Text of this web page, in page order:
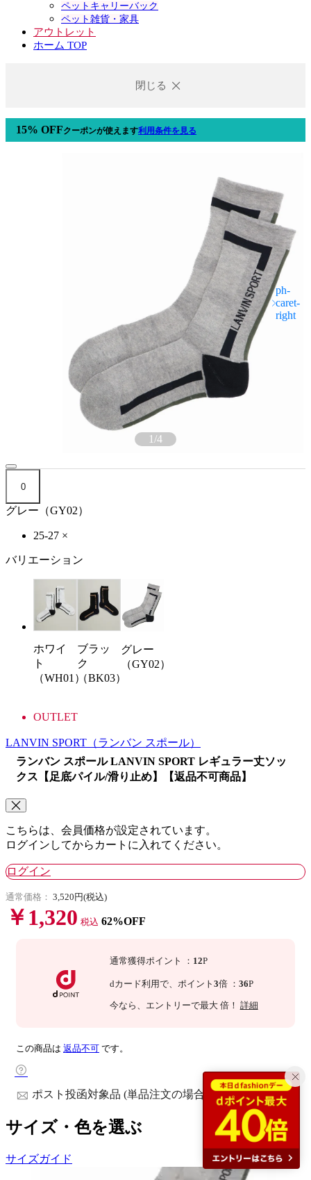
ペットキャリーバック
ペット雑貨・家具
アウトレット
ホーム TOP
閉じる
15% OFFクーポンが使えます利用条件を見る
1/4
0
グレー（GY02）
25-27 ×
バリエーション
ホワイ
ト
（WH01）
ブラッ
ク
（BK03）
グレー
（GY02）
OUTLET
LANVIN SPORT （ランバン スポール）
ランバン スポール LANVIN SPORT レギュラー丈ソッ
クス【足底パイル/滑り止め】【返品不可商品】
こちらは、会員価格が設定されています。
ログインしてからカートに入れてください。
ログイン
通常価格： 3,520円(税込)
￥1,320 税込 62%OFF
通常獲得ポイント ： 12P
dカード利用で、 ポイント 3倍 ： 36P
今なら 、エントリーで最大 倍！ 詳細
この商品は 返品不可 です。
ポスト投函対象品 (単品注文の場合)
サイズ・色を選ぶ
サイズガイド